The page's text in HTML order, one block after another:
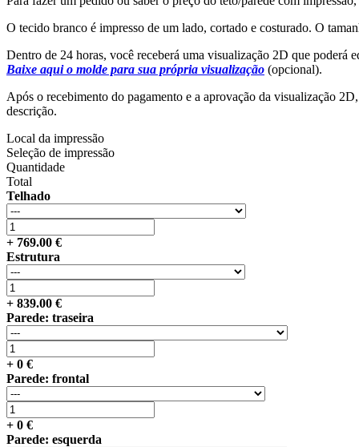
O tecido branco é impresso de um lado, cortado e costurado. O
Dentro de 24 horas, você receberá uma visualização 2D que poderá
Baixe aqui o molde para sua própria visualização (opcional).
Após o recebimento do pagamento e a aprovação da visualização
descrição.
Local da impressão
Seleção de impressão
Quantidade
Total
Telhado
+ 769.00 €
Estrutura
+ 839.00 €
Parede: traseira
+ 0 €
Parede: frontal
+ 0 €
Parede: esquerda